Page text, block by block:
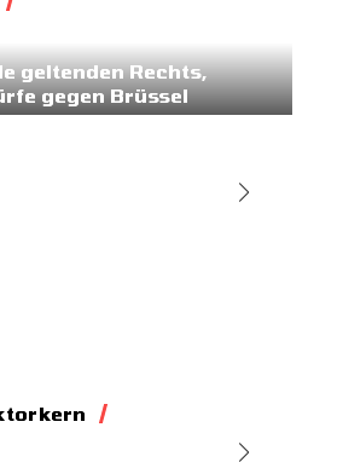
geltenden Rechts,
gegen Brüssel